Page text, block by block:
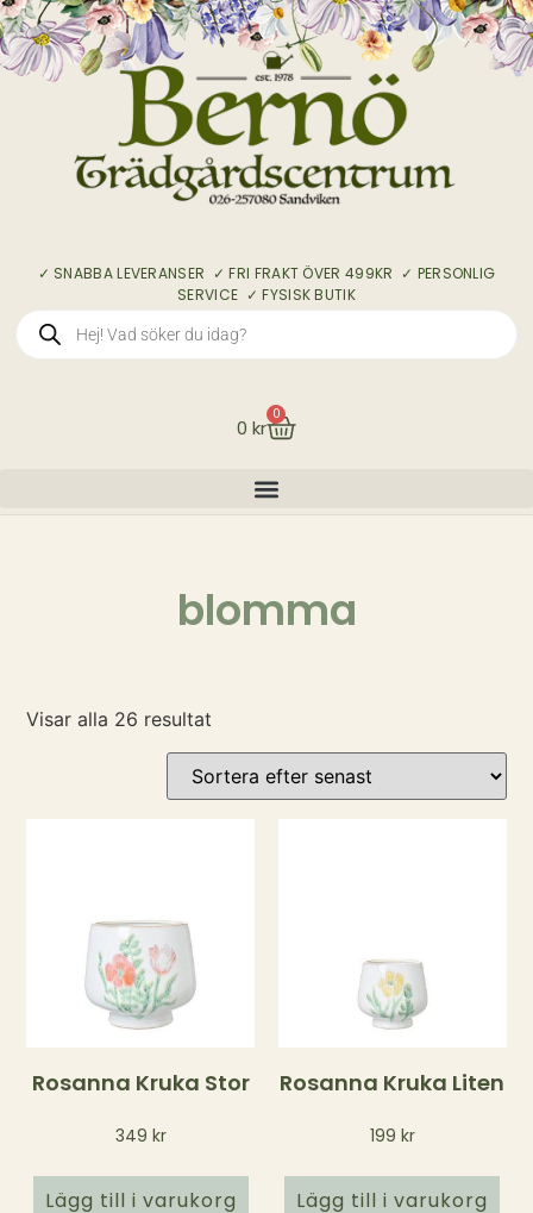
✓ SNABBA LEVERANSER ✓ FRI FRAKT ÖVER 499KR ✓ PERSONLIG
SERVICE ✓ FYSISK BUTIK
0 kr
0
blomma
Visar alla 26 resultat
Rosanna Kruka Stor
349 kr
Lägg till i varukorg
Rosanna Kruka Liten
199 kr
Lägg till i varukorg